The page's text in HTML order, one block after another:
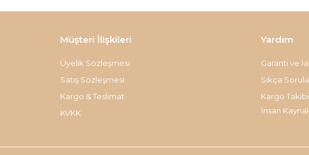
Müşteri İlişkileri
Üyelik Sözleşmesi
Satış Sözleşmesi
Kargo & Teslimat
KVKK
Yardım
Garanti ve
Sıkça
Kargo Takibi
İnsan